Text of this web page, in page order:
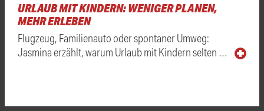
URLAUB MIT KINDERN: WENIGER PLANEN,
MEHR ERLEBEN
Flugzeug, Familienauto oder spontaner Umweg:
Jasmina erzählt, warum Urlaub mit Kindern selten …